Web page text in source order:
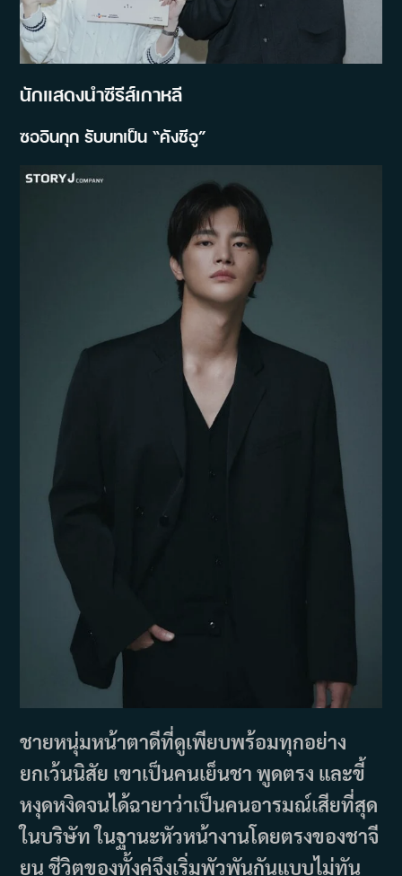
นักแสดงนำซีรีส์เกาหลี
ซออินกุก รับบทเป็น “คังชีอู”
ชายหนุ่มหน้าตาดีที่ดูเพียบพร้อมทุกอย่าง
ยกเว้นนิสัย เขาเป็นคนเย็นชา พูดตรง และขี้
หงุดหงิดจนได้ฉายาว่าเป็นคนอารมณ์เสียที่สุด
ในบริษัท ในฐานะหัวหน้างานโดยตรงของชาจี
ยุน ชีวิตของทั้งคู่จึงเริ่มพัวพันกันแบบไม่ทัน